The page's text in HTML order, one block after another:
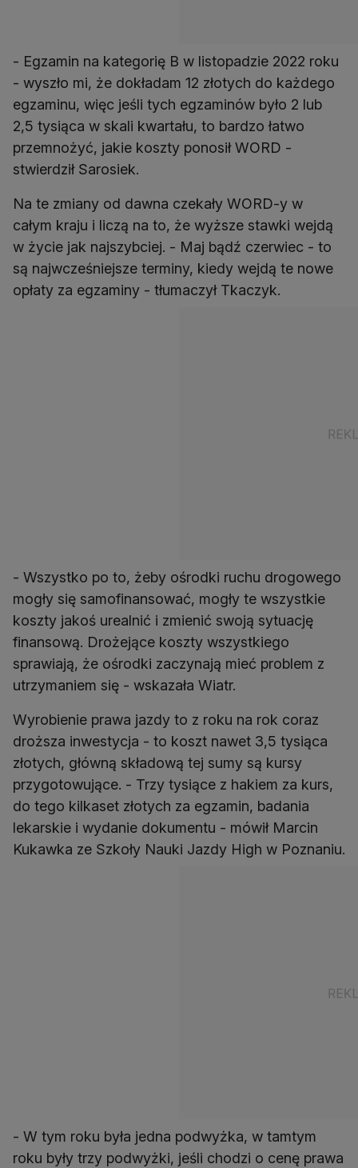
- Egzamin na kategorię B w listopadzie 2022 roku
- wyszło mi, że dokładam 12 złotych do każdego
egzaminu, więc jeśli tych egzaminów było 2 lub
2,5 tysiąca w skali kwartału, to bardzo łatwo
przemnożyć, jakie koszty ponosił WORD -
stwierdził Sarosiek.
Na te zmiany od dawna czekały WORD-y w
całym kraju i liczą na to, że wyższe stawki wejdą
w życie jak najszybciej. - Maj bądź czerwiec - to
są najwcześniejsze terminy, kiedy wejdą te nowe
opłaty za egzaminy - tłumaczył Tkaczyk.
- Wszystko po to, żeby ośrodki ruchu drogowego
mogły się samofinansować, mogły te wszystkie
koszty jakoś urealnić i zmienić swoją sytuację
finansową. Drożejące koszty wszystkiego
sprawiają, że ośrodki zaczynają mieć problem z
utrzymaniem się - wskazała Wiatr.
Wyrobienie prawa jazdy to z roku na rok coraz
droższa inwestycja - to koszt nawet 3,5 tysiąca
złotych, główną składową tej sumy są kursy
przygotowujące. - Trzy tysiące z hakiem za kurs,
do tego kilkaset złotych za egzamin, badania
lekarskie i wydanie dokumentu - mówił Marcin
Kukawka ze Szkoły Nauki Jazdy High w Poznaniu.
- W tym roku była jedna podwyżka, w tamtym
roku były trzy podwyżki, jeśli chodzi o cenę prawa